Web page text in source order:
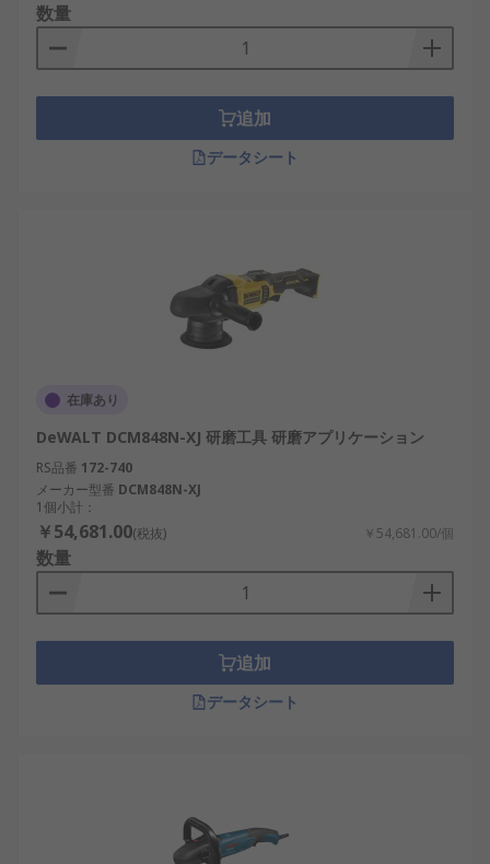
研磨アクセサリの種類
の研磨アクセサリは、個別に又は仕上げキットの形
数量
追加
データシート
在庫あり
DeWALT DCM848N-XJ 研磨工具 研磨アプリケーション
RS品番 172-740
メーカー型番 DCM848N-XJ
1個小計：
￥54,681.00(税抜) ￥54,681.00/個
数量
追加
データシート